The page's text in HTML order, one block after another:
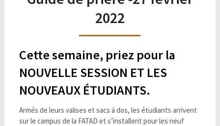
2022
Cette semaine, priez pour la
NOUVELLE SESSION ET LES
NOUVEAUX ÉTUDIANTS.
Armés de leurs valises et sacs à dos, les étudiants arrivent
sur le campus de la FATAD et s’installent pour les neuf